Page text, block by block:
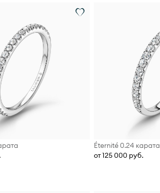
Éternité 0.24 карата
от 125 000 руб.